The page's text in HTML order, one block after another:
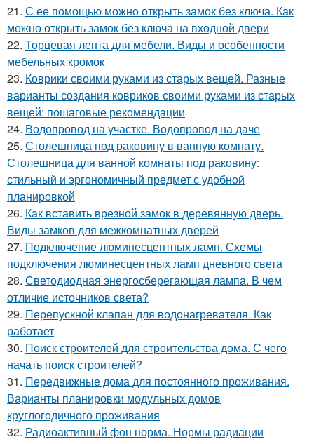
21. С ее помощью можно открыть замок без ключа. Как
можно открыть замок без ключа на входной двери
22. Торцевая лента для мебели. Виды и особенности
мебельных кромок
23. Коврики своими руками из старых вещей. Разные
варианты создания ковриков своими руками из старых
вещей: пошаговые рекомендации
24. Водопровод на участке. Водопровод на даче
25. Столешница под раковину в ванную комнату.
Столешница для ванной комнаты под раковину:
стильный и эргономичный предмет с удобной
планировкой
26. Как вставить врезной замок в деревянную дверь.
Виды замков для межкомнатных дверей
27. Подключение люминесцентных ламп. Схемы
подключения люминесцентных ламп дневного света
28. Светодиодная энергосберегающая лампа. В чем
отличие источников света?
29. Перепускной клапан для водонагревателя. Как
работает
30. Поиск строителей для строительства дома. С чего
начать поиск строителей?
31. Передвижные дома для постоянного проживания.
Варианты планировки модульных домов
круглогодичного проживания
32. Радиоактивный фон норма. Нормы радиации